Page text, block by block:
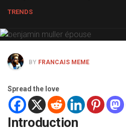
TRENDS
BY FRANCAIS MEME
Spread the love
Introduction